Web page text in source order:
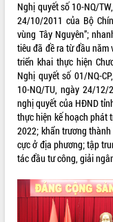
Ngành cá ngừ Đắk Lắk chủ
ứng để giữ vững thị trường
Diễn đàn Kinh tế tư nhân
phá cơ chế - Hợp tác công tư
Đề án 06 tạo bước ngoặt
cải cách hành chính tỉnh
Kết nối tour, đẩy mạnh
để phát triển du lịch Đắk Lắk
Khởi động Dự án Đầu tư xây
tầng kỹ thuật Cụm công
Gặp mặt các cơ quan báo
niệm 101 năm Ngày Báo chí
mạng Việt Nam
Nghị quyết số 10-NQ/
24/10/2011 của Bộ
vùng Tây Nguyên”;
tiêu đã đề ra từ đầu năm
triển khai thực hiện
Nghị quyết số 01/NQ-
10-NQ/TU, ngày 24/
nghị quyết của HĐND
thực hiện kế hoạch phát
2022; khẩn trương
cực ở địa phương; tập
tác đầu tư công, giải